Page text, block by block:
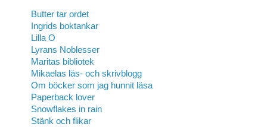
Butter tar ordet
Ingrids boktankar
Lilla O
Lyrans Noblesser
Maritas bibliotek
Mikaelas läs- och skrivblogg
Om böcker som jag hunnit läsa
Paperback lover
Snowflakes in rain
Stänk och flikar